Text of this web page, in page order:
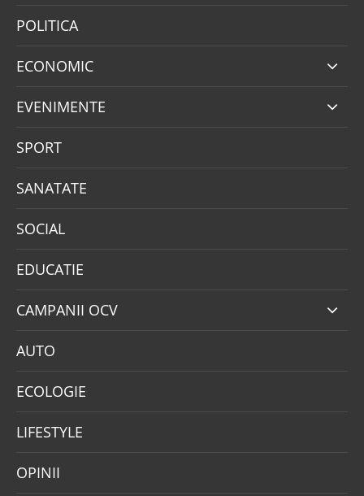
POLITICA
ECONOMIC
EVENIMENTE
SPORT
SANATATE
SOCIAL
EDUCATIE
CAMPANII OCV
AUTO
ECOLOGIE
LIFESTYLE
OPINII